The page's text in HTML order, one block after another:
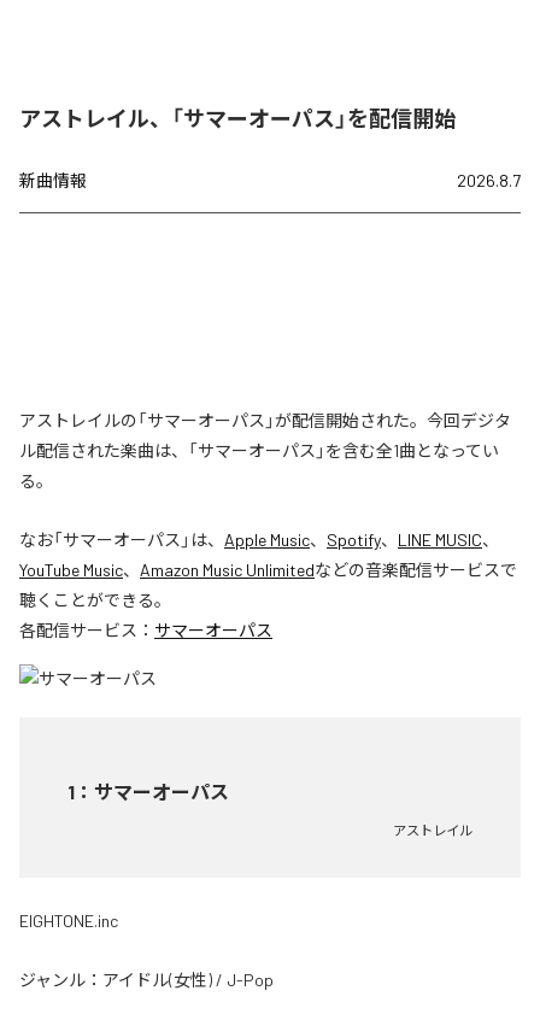
アストレイル、「サマーオーパス」を配信開始
新曲情報 2026.8.7
アストレイルの「サマーオーパス」が配信開始された。今回デジタ
ル配信された楽曲は、「サマーオーパス」を含む全1曲となってい
る。
なお「サマーオーパス 」は、 Apple Music、 Spotify、 LINE MUSIC、
YouTube Music、 Amazon Music Unlimitedなどの音楽配信サービスで
聴くことができる。
各配信サービス： サマーオーパス
1 ： サマーオーパス
アストレイル
EIGHTONE.inc
ジャンル： アイドル(女性) / J-Pop